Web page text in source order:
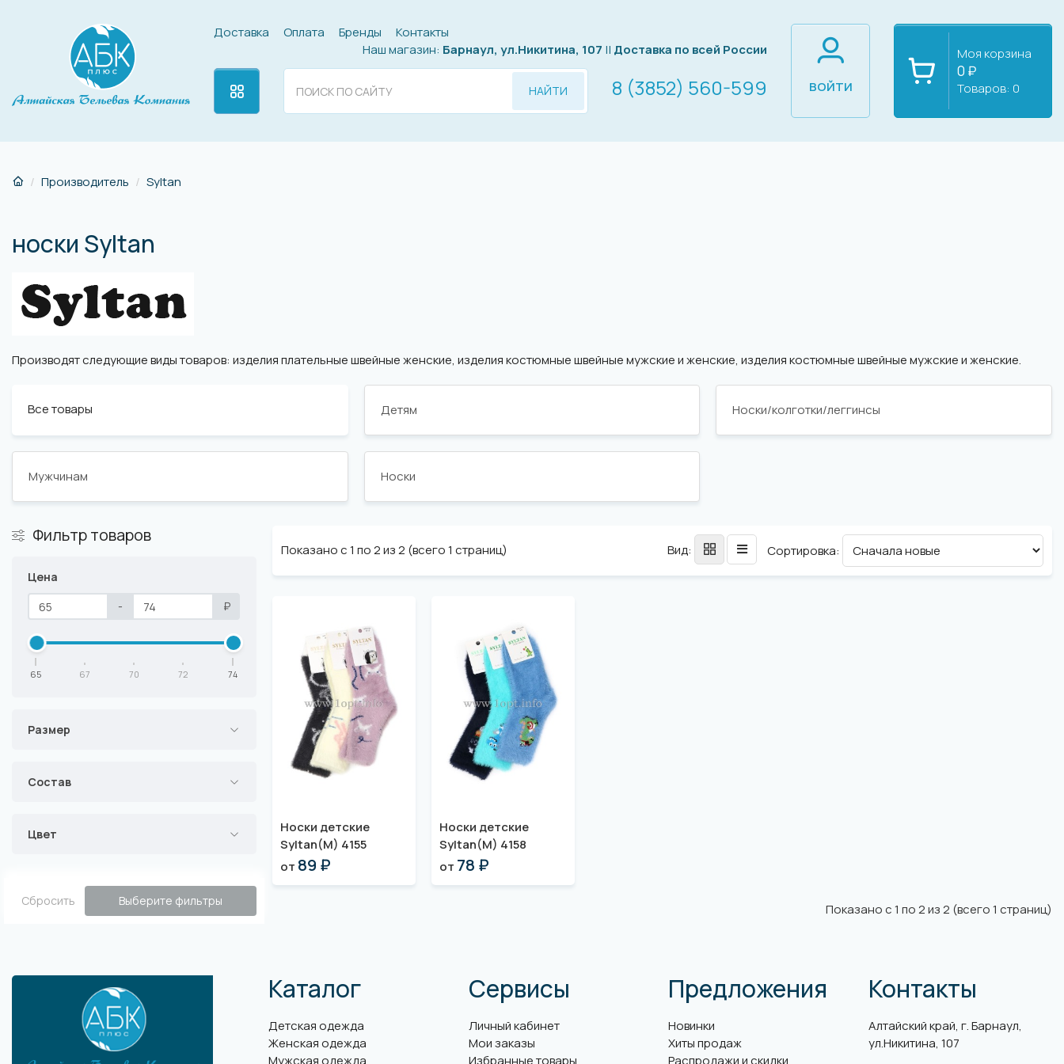
Доставка Оплата Бренды
Контакты
Наш магазин: Барнаул, ул.Никитина, 107 || Доставка по всей России
НАЙТИ 8 (3852) 560-599 ВОЙТИ
Моя корзина
0 ₽
Товаров: 0
Производитель Syltan
носки Syltan
Производят следующие виды товаров: изделия плательные швейные женские, изделия костюмные швейные мужские и женские, изделия костюмные швейные мужские и женские.
Все товары Детям Носки/колготки/леггинсы
Мужчинам Носки
Фильтр товаров
Цена
-
₽
65 67 70 72 74
Размер
Состав
Цвет
Сбросить Выберите фильтры
Показано с 1 по 2 из 2 (всего 1 страниц) Вид: Сортировка:
Носки детские
Syltan(M) 4155
от 89 ₽
Носки детские
Syltan(M) 4158
от 78 ₽
Показано с 1 по 2 из 2 (всего 1 страниц)
Каталог
Детская одежда
Женская одежда
Мужская одежда
Сервисы
Личный кабинет
Мои заказы
Избранные товары
Предложения
Новинки
Хиты продаж
Распродажи и скидки
Контакты
Алтайский край, г. Барнаул,
ул.Никитина, 107